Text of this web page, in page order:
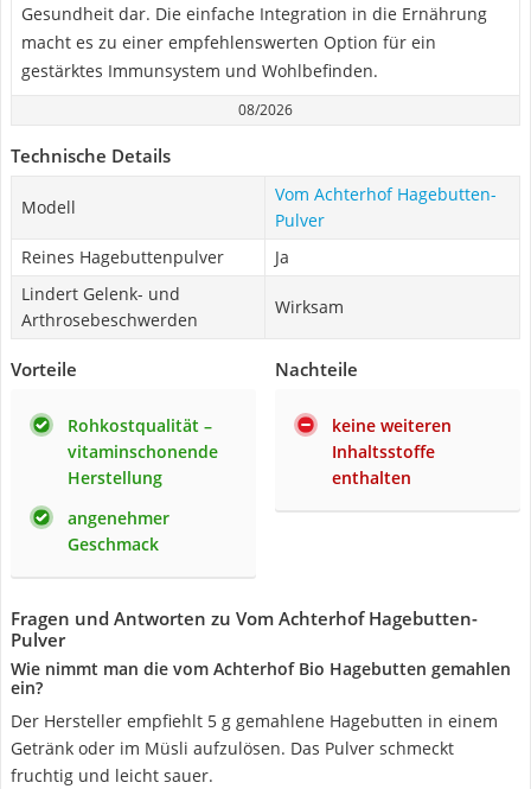
Gesundheit dar. Die einfache Integration in die Ernährung
macht es zu einer empfehlenswerten Option für ein
gestärktes Immunsystem und Wohlbefinden.
08/2026
Technische Details
Modell
Vom Achterhof Hagebutten-
Pulver
Reines Hagebuttenpulver
Ja
Lindert Gelenk- und
Arthrosebeschwerden
Wirksam
Vorteile
Rohkostqualität –
vitaminschonende
Herstellung
angenehmer
Geschmack
Nachteile
keine weiteren
Inhaltsstoffe
enthalten
Fragen und Antworten zu Vom Achterhof Hagebutten-
Pulver
Wie nimmt man die vom Achterhof Bio Hagebutten gemahlen
ein?
Der Hersteller empfiehlt 5 g gemahlene Hagebutten in einem
Getränk oder im Müsli aufzulösen. Das Pulver schmeckt
fruchtig und leicht sauer.